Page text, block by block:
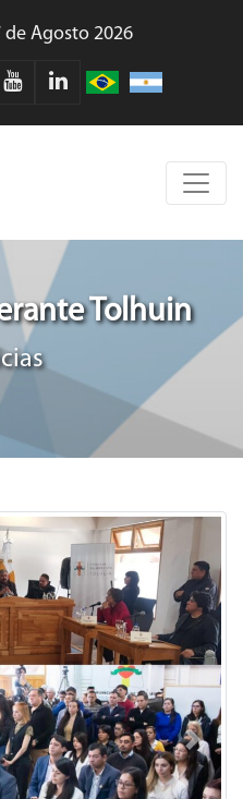
de Agosto 2026
Tolhuin
Next